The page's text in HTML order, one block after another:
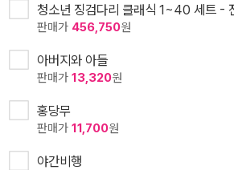
청소년 징검다리 클래식 1~40 세트 -
판매가 456,750원
아버지와 아들
판매가 13,320원
홍당무
판매가 11,700원
야간비행